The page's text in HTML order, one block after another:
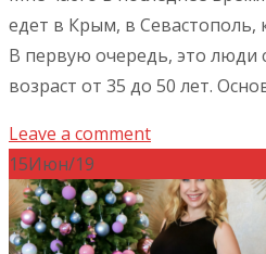
едет в Крым, в Севастополь,
В первую очередь, это люди
возраст от 35 до 50 лет.
Leave a comment
15Июн/19